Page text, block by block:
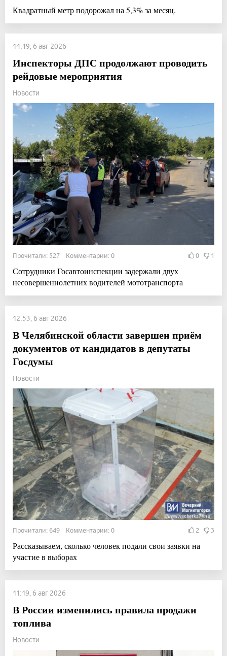
Квадратный метр подорожал на 5,3% за месяц.
14:19, 6 авг 2026
Инспекторы ДПС продолжают проводить
рейдовые мероприятия
Новости
Прочитали: 527 Комментарии: 0 0 1
Сотрудники Госавтоинспекции задержали двух
несовершеннолетних водителей мототранспорта
12:53, 6 авг 2026
В Челябинской области завершен приём
документов от кандидатов в депутаты
Госдумы
Новости
Прочитали: 649 Комментарии: 0 2 3
Рассказываем, сколько человек подали свои заявки на
участие в выборах
11:19, 6 авг 2026
В России изменились правила продажи
топлива
Новости